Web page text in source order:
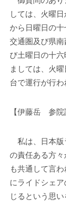
しては、火曜
から日曜日の
交通圏及び県
び土曜日の十
ましては、火
台で運行が行わ
【伊藤岳 参院
私は、日本版
の責任ある方
も共通して言
にライドシェ
じるという思い